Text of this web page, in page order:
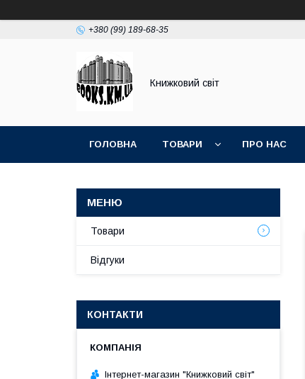
+380 (99) 189-68-35
Книжковий світ
ГОЛОВНА ТОВАРИ ПРО НАС
Товари
Відгуки
КОНТАКТИ
Інтернет-магазин "Книжковий світ"